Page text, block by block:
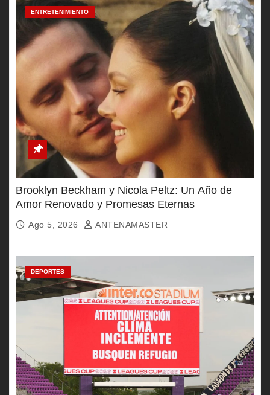
ENTRETENIMIENTO
Brooklyn Beckham y Nicola Peltz: Un Año de
Amor Renovado y Promesas Eternas
Ago 5, 2026 ANTENAMASTER
DEPORTES